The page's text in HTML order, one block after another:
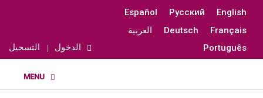
English
Русский
Español
Français
Deutsch
العربية
Português
الدخول التسجيل